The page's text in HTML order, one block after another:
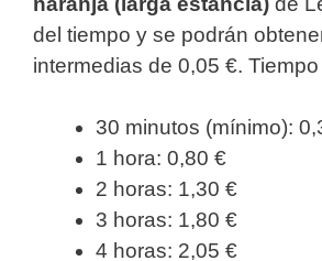
del tiempo y se podrán
intermedias de 0,05 €.
30 minutos (mínimo):
1 hora: 0,80 €
2 horas: 1,30 €
3 horas: 1,80 €
4 horas: 2,05 €